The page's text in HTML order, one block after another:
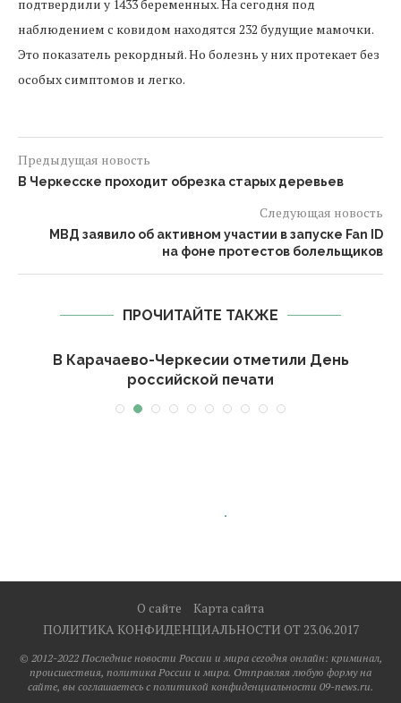
подтвердили у 1433 беременных. На сегодня под
наблюдением с ковидом находятся 232 будущие мамочки.
Это показатель рекордный. Но болезнь у них протекает без
особых симптомов и легко.
Предыдущая новость
В Черкесске проходит обрезка старых деревьев
Следующая новость
МВД заявило об активном участии в запуске Fan ID
на фоне протестов болельщиков
ПРОЧИТАЙТЕ ТАКЖЕ
В Карачаево-Черкесии отметили День
российской печати
О сайте
Карта сайта
ПОЛИТИКА КОНФИДЕНЦИАЛЬНОСТИ ОТ 23.06.2017
© 2012-2022 Последние новости России и мира сегодня онлайн: криминал,
происшествия, политика России и мира. Отправляя любую форму на
сайте, вы соглашаетесь с политикой конфиденциальности 09-news.ru.